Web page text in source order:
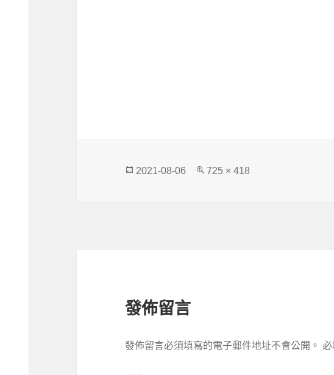
發
2021-08-06
完
725 × 418
發佈留言
發佈留言必須填寫的電子郵件地址不會公開。